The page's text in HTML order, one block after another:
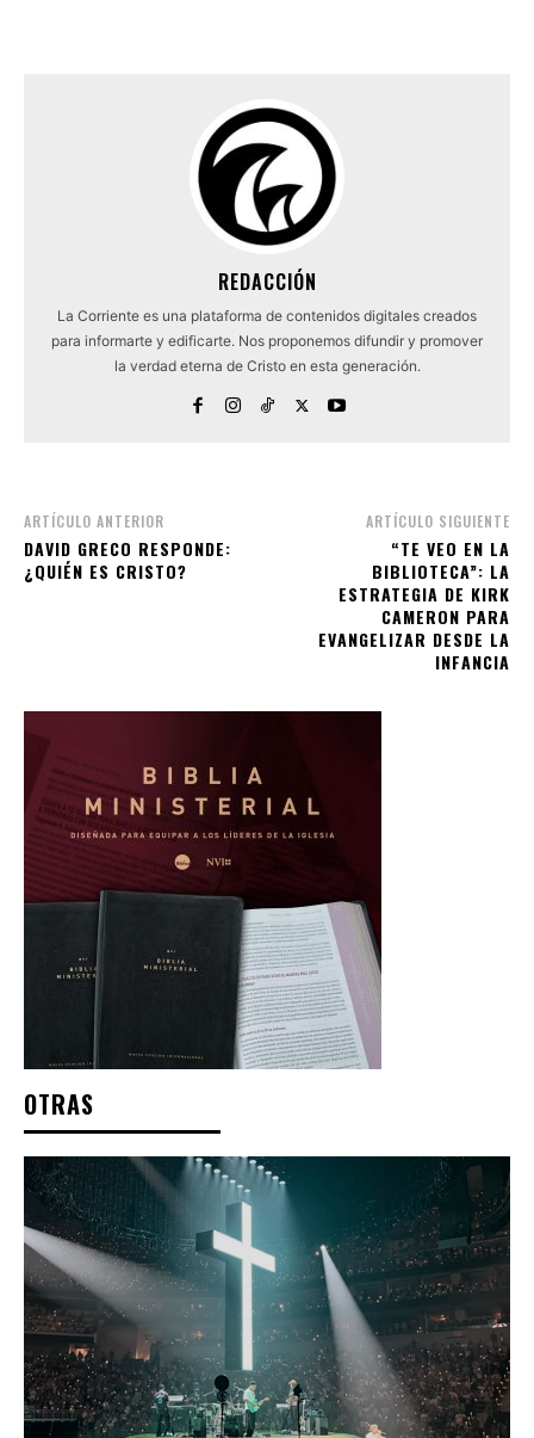
REDACCIÓN
La Corriente es una plataforma de contenidos digitales creados
para informarte y edificarte. Nos proponemos difundir y promover
la verdad eterna de Cristo en esta generación.
ARTÍCULO ANTERIOR
DAVID GRECO RESPONDE:
¿QUIÉN ES CRISTO?
ARTÍCULO SIGUIENTE
“TE VEO EN LA
BIBLIOTECA”: LA
ESTRATEGIA DE KIRK
CAMERON PARA
EVANGELIZAR DESDE LA
INFANCIA
OTRAS